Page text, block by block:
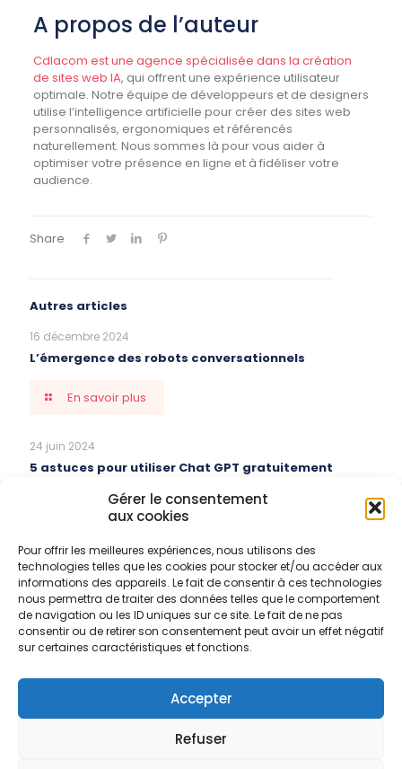
Gérer le consentement
aux cookies
Pour offrir les meilleures expériences, nous utilisons des
technologies telles que les cookies pour stocker et/ou accéder aux
informations des appareils. Le fait de consentir à ces technologies
nous permettra de traiter des données telles que le comportement
de navigation ou les ID uniques sur ce site. Le fait de ne pas
consentir ou de retirer son consentement peut avoir un effet négatif
sur certaines caractéristiques et fonctions.
Accepter
Refuser
A propos de l’auteur
Cdlacom est une agence spécialisée dans la création
de sites web IA, qui offrent une expérience utilisateur
optimale. Notre équipe de développeurs et de designers
utilise l’intelligence artificielle pour créer des sites web
personnalisés, ergonomiques et référencés
naturellement. Nous sommes là pour vous aider à
optimiser votre présence en ligne et à fidéliser votre
audience.
Share
Autres articles
16 décembre 2024
L’émergence des robots conversationnels
En savoir plus
24 juin 2024
5 astuces pour utiliser Chat GPT gratuitement
En savoir plus
27 mai 2024
Fiche de Vérification Extincteur
En savoir plus